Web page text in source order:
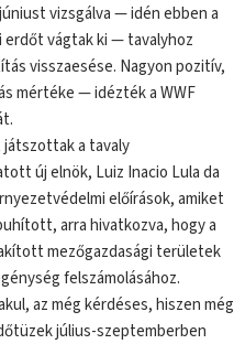
vizsgálva — idén ebben a
erdőt vágtak ki — tavalyhoz
visszaesése. Nagyon pozitív,
mértéke — idézték a WWF
a tavaly
új elnök, Luiz Inacio Lula da
előírások, amiket
arra hivatkozva, hogy a
mezőgazdasági területek
felszámolásához.
az még kérdéses, hiszen még
július-szeptemberben